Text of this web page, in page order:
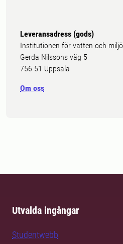
Leveransadress (gods)
Institutionen för vatten och miljö
Gerda Nilssons väg 5
756 51 Uppsala
Om oss
Utvalda ingångar
Studentwebb